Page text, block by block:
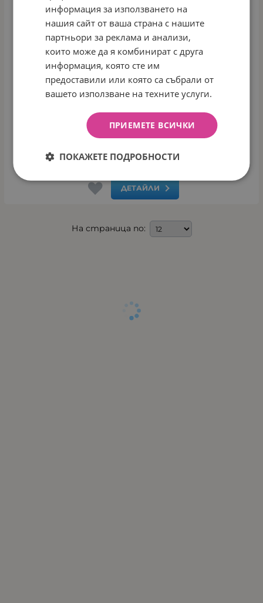
БАЛАНС КОЛЕЛО RACER RED&WHITE
ДЕТАЙЛИ
На страница по:
информация за използването на
нашия сайт от ваша страна с нашите
партньори за реклама и анализи,
които може да я комбинират с друга
информация, която сте им
предоставили или която са събрали от
вашето използване на техните услуги.
ПРИЕМЕТЕ ВСИЧКИ
ПОКАЖЕТЕ ПОДРОБНОСТИ